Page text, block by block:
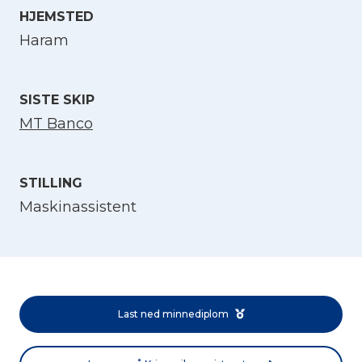
HJEMSTED
Haram
SISTE SKIP
MT Banco
STILLING
Maskinassistent
Last ned minnediplom
Velg språk
Norsk bokmål